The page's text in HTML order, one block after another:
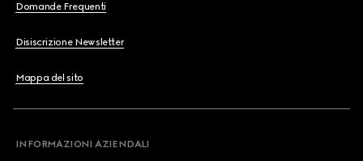
Domande Frequenti
Disiscrizione Newsletter
Mappa del sito
INFORMAZIONI AZIENDALI